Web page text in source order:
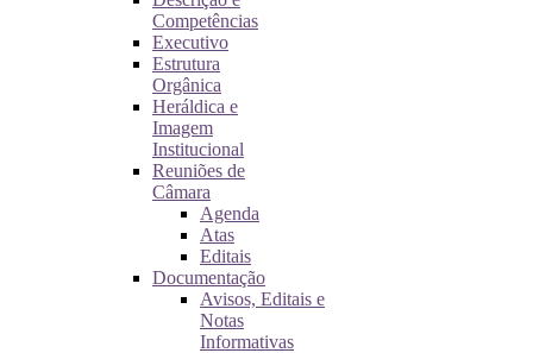
Competências
Executivo
Estrutura
Orgânica
Heráldica e
Imagem
Institucional
Reuniões de
Câmara
Agenda
Atas
Editais
Documentação
Avisos, Editais e
Notas
Informativas